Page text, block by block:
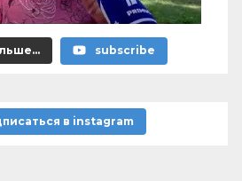
subscribe
в instagram